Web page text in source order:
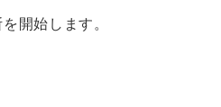
開始します。